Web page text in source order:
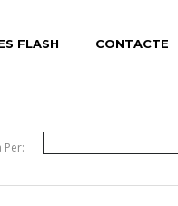
FLASH CONTACTE
Per: